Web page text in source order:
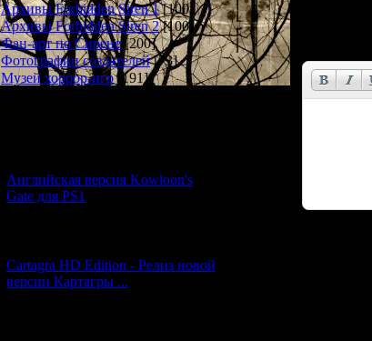
Архивы Forbidden Siren 1 [100]
Архивы Forbidden Siren 2 [100]
Фан-арт по Сирене [200]
Фотографии создателей [73]
Музей хоррор-игр
[191]
Английская версия Kowloon's
Gate для PS1
Cartagra HD Edition - Релиз новой
версии Картагры ...